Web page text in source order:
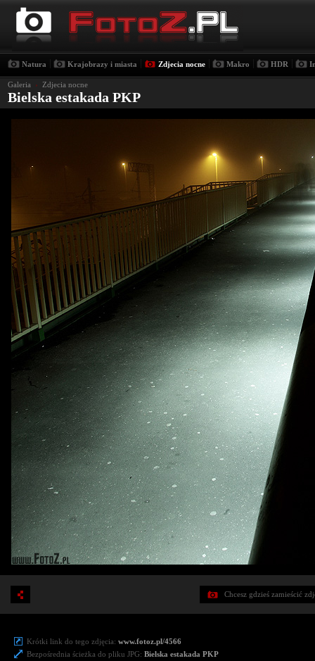
Natura Krajobrazy i miasta Zdjecia nocne Makro HDR
Galeria › Zdjecia nocne
Bielska estakada PKP
Chcesz gdzieś zamieścić
Krótki link do tego zdjęcia: www.fotoz.pl/4566
Bezpośrednia ścieżka do pliku JPG: Bielska estakada PKP